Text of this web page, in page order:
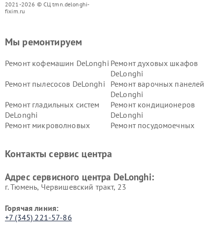
2021-2026 © СЦ tmn.delonghi-
fixim.ru
Мы ремонтируем
Ремонт кофемашин DeLonghi Ремонт духовых шкафов
DeLonghi
Ремонт пылесосов DeLonghi
Ремонт варочных панелей
DeLonghi
Ремонт гладильных систем
DeLonghi
Ремонт кондиционеров
DeLonghi
Ремонт микроволновых
Ремонт посудомоечных
DeLonghi
DeLonghi
Контакты сервис центра
Адрес сервисного центра DeLonghi:
г. Тюмень, ​Червишевский тракт, 23
Горячая линия:
+7 (345) 221-57-86